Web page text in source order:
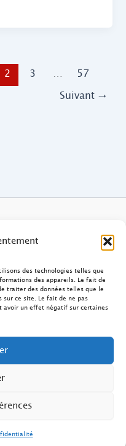
des technologies telles que
des appareils. Le fait de
traiter des données telles que le
sur ce site. Le fait de ne pas
avoir un effet négatif sur certaines
2 3 …
57
Suivant →
Humaine